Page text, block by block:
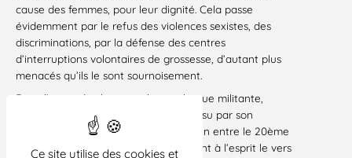
Ce site utilise des cookies et
cause des femmes, pour leur dignité. Cela passe
évidemment par le refus des violences sexistes, des
discriminations, par la défense des centres
d’interruptions volontaires de grossesse, d’autant plus
menacés qu’ils le sont sournoisement.
Dans l’esprit de chaque militant, chaque militante,
Madeleine reste bien présente, elle a su par son
engagement persévérant, tisser un lien entre le 20ème
siècle et le 21ème siècle. C’est en ayant à l’esprit le vers